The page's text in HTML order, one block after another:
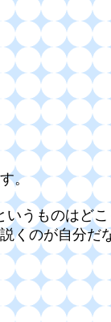
。
うものはどこ
くのが自分だ